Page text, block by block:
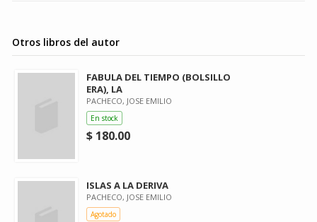
Otros libros del autor
FABULA DEL TIEMPO (BOLSILLO
ERA), LA
PACHECO, JOSE EMILIO
En stock
$ 180.00
ISLAS A LA DERIVA
PACHECO, JOSE EMILIO
Agotado